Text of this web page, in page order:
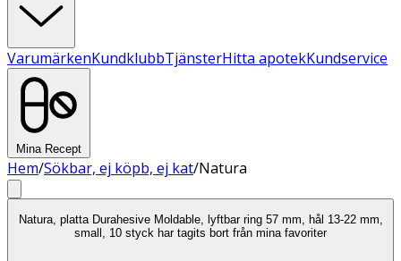
VarumärkenKundklubbTjänsterHitta apotekKundservice
Mina Recept
Hem/Sökbar, ej köpb, ej kat/Natura
Natura, platta Durahesive Moldable, lyftbar ring 57 mm, hål 13-22 mm,
small, 10 styck har tagits bort från mina favoriter